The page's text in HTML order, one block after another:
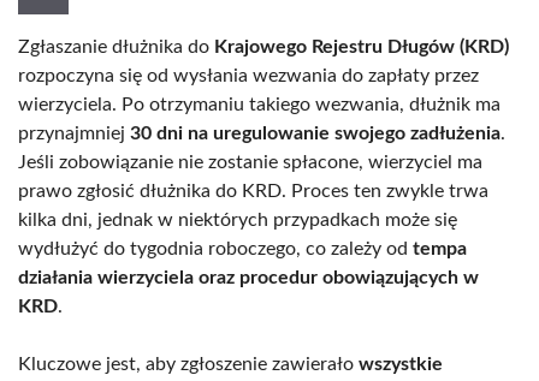
Zgłaszanie dłużnika do Krajowego Rejestru Długów (KRD)
rozpoczyna się od wysłania wezwania do zapłaty przez
wierzyciela. Po otrzymaniu takiego wezwania, dłużnik ma
przynajmniej 30 dni na uregulowanie swojego zadłużenia.
Jeśli zobowiązanie nie zostanie spłacone, wierzyciel ma
prawo zgłosić dłużnika do KRD. Proces ten zwykle trwa
kilka dni, jednak w niektórych przypadkach może się
wydłużyć do tygodnia roboczego, co zależy od tempa
działania wierzyciela oraz procedur obowiązujących w
KRD.
Kluczowe jest, aby zgłoszenie zawierało wszystkie